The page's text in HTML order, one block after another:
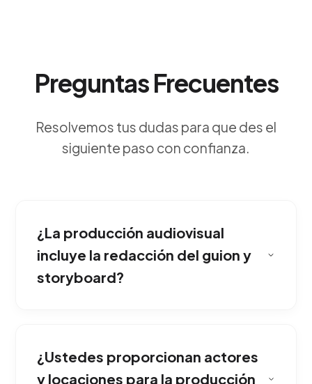
Preguntas Frecuentes
Resolvemos tus dudas para que des el
siguiente paso con confianza.
¿La producción audiovisual
incluye la redacción del guion y
storyboard?
enganches visuales en los primeros 3
segundos con formato vertical, mientras que
¿Ustedes proporcionan actores
y locaciones para la producción